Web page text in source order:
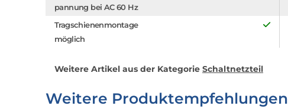
pannung bei AC 60 Hz
Tragschienenmontage
möglich
Weitere Artikel aus der Kategorie Schaltnetzteil
Weitere Produktempfehlungen